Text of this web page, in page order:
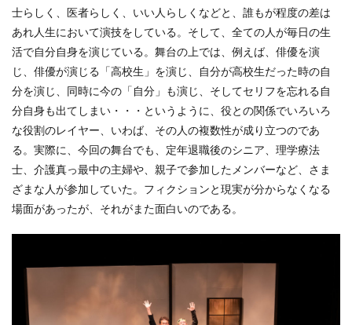
士らしく、医者らしく、いい人らしくなどと、誰もが程度の差は
あれ人生において演技をしている。そして、全ての人が毎日の生
活で自分自身を演じている。舞台の上では、例えば、俳優を演
じ、俳優が演じる「高校生」を演じ、自分が高校生だった時の自
分を演じ、同時に今の「自分」も演じ、そしてセリフを忘れる自
分自身も出てしまい・・・というように、役との関係でいろいろ
な役割のレイヤー、いわば、その人の複数性が成り立つのであ
る。実際に、今回の舞台でも、定年退職後のシニア、理学療法
士、介護真っ最中の主婦や、親子で参加したメンバーなど、さま
ざまな人が参加していた。フィクションと現実が分からなくなる
場面があったが、それがまた面白いのである。